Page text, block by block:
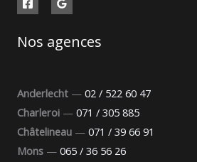
Nos agences
Anderlecht — 02 / 522 60 47
Charleroi — 071 / 305 885
Châtelineau — 071 / 39 66 91
Mons — 065 / 36 56 26